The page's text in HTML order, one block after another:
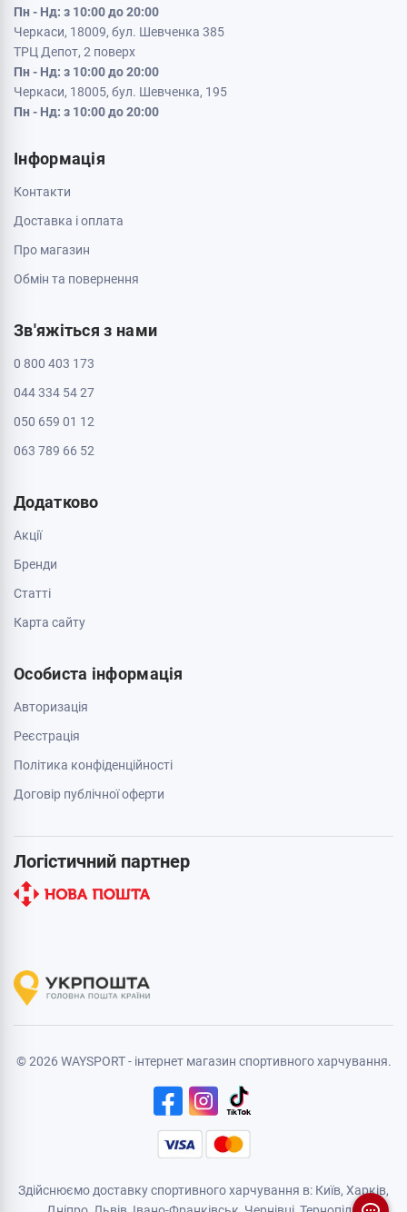
Пн - Нд: з 10:00 до 20:00
Черкаси, 18009, бул. Шевченка 385
ТРЦ Депот, 2 поверх
Пн - Нд: з 10:00 до 20:00
Черкаси, 18005, бул. Шевченка, 195
Пн - Нд: з 10:00 до 20:00
Інформація
Контакти
Доставка і оплата
Про магазин
Обмін та повернення
Зв'яжіться з нами
0 800 403 173
044 334 54 27
050 659 01 12
063 789 66 52
Додатково
Акції
Бренди
Cтатті
Карта сайту
Особиста інформація
Авторизація
Реєстрація
Політика конфіденційності
Договір публічної оферти
Логістичний партнер
© 2026 WAYSPORT - інтернет магазин спортивного харчування.
Здійснюємо доставку спортивного харчування в: Київ, Харків,